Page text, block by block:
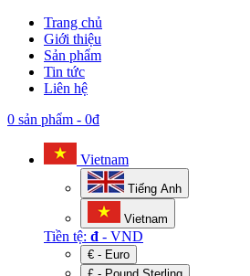
Trang chủ
Giới thiệu
Sản phẩm
Tin tức
Liên hệ
0 sản phẩm - 0đ
Vietnam
Tiếng Anh
Vietnam
Tiền tệ: đ - VND
€ - Euro